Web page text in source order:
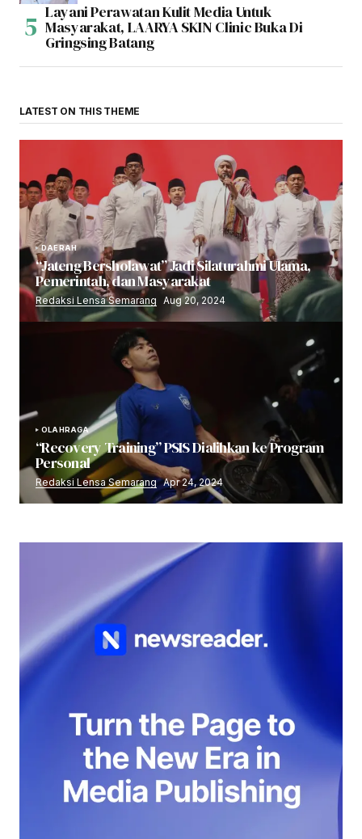
Layani Perawatan Kulit Media Untuk
Masyarakat, LAARYA SKIN Clinic Buka Di
Gringsing Batang
LATEST ON THIS THEME
DAERAH
“Jateng Bersholawat” Jadi Silaturahmi Ulama,
Pemerintah, dan Masyarakat
Redaksi Lensa Semarang Aug 20, 2024
OLAHRAGA
“Recovery Training” PSIS Dialihkan ke Program
Personal
Redaksi Lensa Semarang Apr 24, 2024